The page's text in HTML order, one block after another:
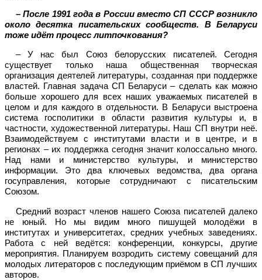
– После 1991 года в России вместо СП СССР возникло
около десятка писательских сообществ. В Беларуси
тоже идёт процесс литпочкования?
– У нас был Союз белорусских писателей. Сегодня
существует только наша общественная творческая
организация деятелей литературы, созданная при поддержке
властей. Главная задача СП Беларуси – сделать как можно
больше хорошего для всех наших уважаемых писателей в
целом и для каждого в отдельности. В Беларуси выстроена
система госполитики в области развития культуры и, в
частности, художественной литературы. Наш СП внутри неё.
Взаимодействуем с институтами власти и в центре, и в
регионах – их поддержка сегодня значит колоссально много.
Над нами и министерство культуры, и министерство
информации. Это два ключевых ведомства, два органа
госуправления, которые сотрудничают с писательским
Союзом.
Средний возраст членов нашего Союза писателей далеко
не юный. Но мы видим много пишущей молодёжи в
институтах и университетах, средних учебных заведениях.
Работа с ней ведётся: конференции, конкурсы, другие
мероприятия. Планируем возродить систему совещаний для
молодых литераторов с последующим приёмом в СП лучших
авторов.